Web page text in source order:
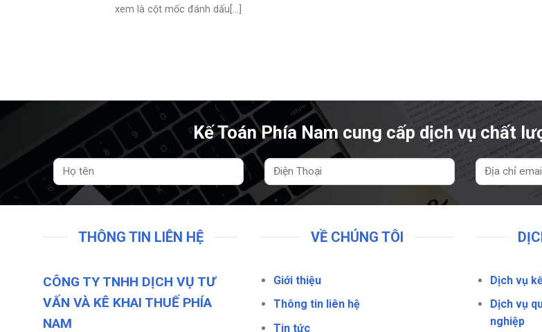
xem là cột mốc đánh dấu[...]
Kế Toán Phía Nam cung cấp dịch vụ chất
THÔNG TIN LIÊN HỆ
CÔNG TY TNHH DỊCH VỤ TƯ
VẤN VÀ KÊ KHAI THUẾ PHÍA
NAM
VỀ CHÚNG TÔI
Giới thiệu
Thông tin liên hệ
Tin tức
Dịch vụ
Dịch vụ
nghiệp